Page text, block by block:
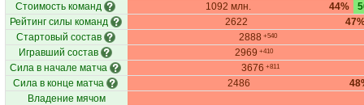
Стоимость команд 1092 млн. 44%
Рейтинг силы команд
2622
Стартовый состав
2888 +540
Игравший состав 2969 +410
Сила в начале матча 3676 +811
Сила в конце матча 2486
Владение мячом